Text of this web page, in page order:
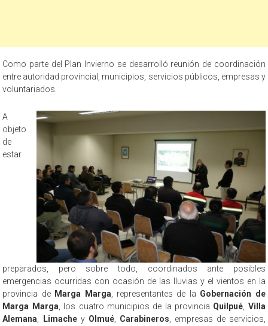
Como parte del Plan Invierno se desarrolló reunión de coordinación
entre autoridad provincial, municipios, servicios públicos, empresas y
voluntariados.
A
objeto
de
estar
preparados, pero sobre todo, coordinados ante posibles
emergencias ocurridas con ocasión de las lluvias y el vientos en la
provincia de Marga Marga, representantes de la Gobernación de
Marga Marga, los cuatro municipios de la provincia Quilpué, Villa
Alemana, Limachey Olmué, Carabineros, empresas de servicios,